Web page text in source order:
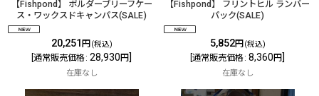
【Fishpond】 ボルダーブリーフケー
ス・ワックスドキャンパス(SALE)
20,251 円 (税込)
通常販売価格: 28,930 円 ]
在庫なし
【Fishpond】 フリントヒル ランバー
パック(SALE)
5,852円 (税込)
通常販売価格: 8,360 円 ]
在庫なし